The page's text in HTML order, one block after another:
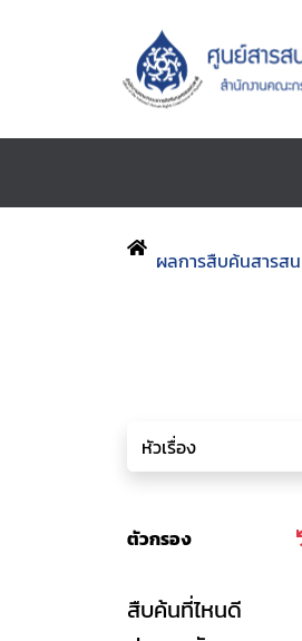
ผลการสืบค้นสารส
ตัวกรอง
สืบค้นที่ไหนดี